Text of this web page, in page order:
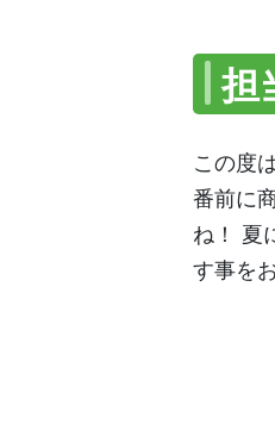
担
この度
番前に
ね！ 夏
す事を